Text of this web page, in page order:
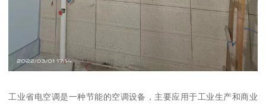
工业省电空调是一种节能的空调设备，主要应用于工业生产和商业